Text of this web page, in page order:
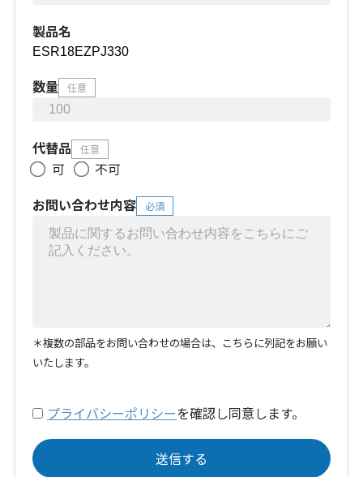
製品名
数量 任意
代替品 任意
可
不可
お問い合わせ内容
必須
＊複数の部品をお問い合わせの場合は、こちらに列記をお願い
いたします。
プライバシーポリシーを確認し同意します。